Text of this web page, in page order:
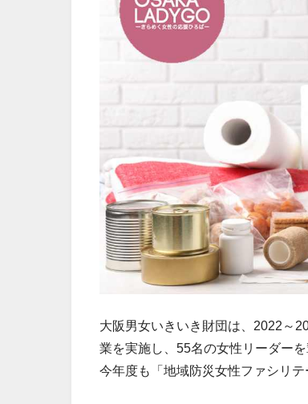
大阪男女いきいき財団は、2022～
業を実施し、55名の女性リーダーを
今年度も「地域防災女性ファシリ